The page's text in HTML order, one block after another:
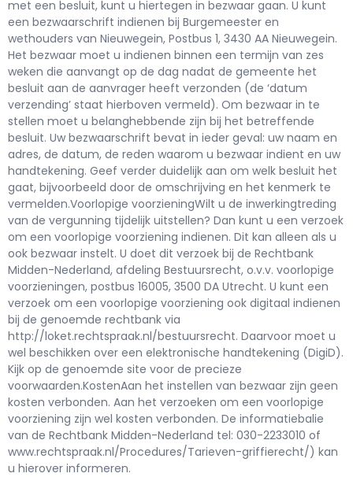
met een besluit, kunt u hiertegen in bezwaar gaan. U kunt
een bezwaarschrift indienen bij Burgemeester en
wethouders van Nieuwegein, Postbus 1, 3430 AA Nieuwegein.
Het bezwaar moet u indienen binnen een termijn van zes
weken die aanvangt op de dag nadat de gemeente het
besluit aan de aanvrager heeft verzonden (de ‘datum
verzending’ staat hierboven vermeld). Om bezwaar in te
stellen moet u belanghebbende zijn bij het betreffende
besluit. Uw bezwaarschrift bevat in ieder geval: uw naam en
adres, de datum, de reden waarom u bezwaar indient en uw
handtekening. Geef verder duidelijk aan om welk besluit het
gaat, bijvoorbeeld door de omschrijving en het kenmerk te
vermelden.Voorlopige voorzieningWilt u de inwerkingtreding
van de vergunning tijdelijk uitstellen? Dan kunt u een verzoek
om een voorlopige voorziening indienen. Dit kan alleen als u
ook bezwaar instelt. U doet dit verzoek bij de Rechtbank
Midden-Nederland, afdeling Bestuursrecht, o.v.v. voorlopige
voorzieningen, postbus 16005, 3500 DA Utrecht. U kunt een
verzoek om een voorlopige voorziening ook digitaal indienen
bij de genoemde rechtbank via
http://loket.rechtspraak.nl/bestuursrecht. Daarvoor moet u
wel beschikken over een elektronische handtekening (DigiD).
Kijk op de genoemde site voor de precieze
voorwaarden.KostenAan het instellen van bezwaar zijn geen
kosten verbonden. Aan het verzoeken om een voorlopige
voorziening zijn wel kosten verbonden. De informatiebalie
van de Rechtbank Midden-Nederland tel: 030-2233010 of
www.rechtspraak.nl/Procedures/Tarieven-griffierecht/) kan
u hierover informeren.